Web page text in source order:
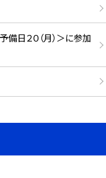
日２０（月）＞に参加